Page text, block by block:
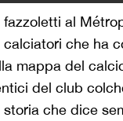
al
che ha
mappa del
del club
che dice